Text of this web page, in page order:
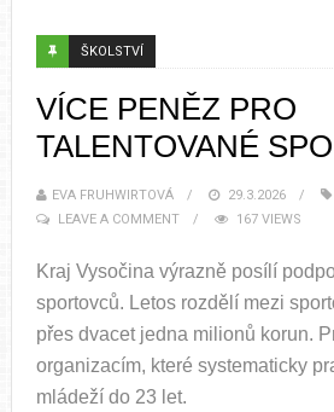
ŠKOLSTVÍ
VÍCE PENĚZ PRO
TALENTOVANÉ
EVA FRUHWIRTOVÁ 29.3.2026
LEAVE A COMMENT
167 VIEWS
Kraj Vysočina výrazně posílí
sportovců. Letos rozdělí mezi
přes dvacet jedna milionů korun.
organizacím, které systematicky
mládeží do 23 let.